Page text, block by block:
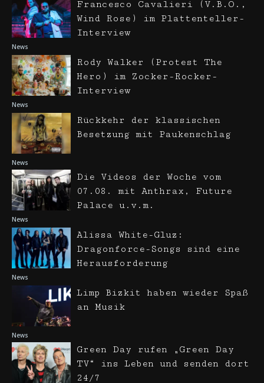
News
Francesco Cavalieri (V.B.O.,
Wind Rose) im Plattenteller-
Interview
News
Rody Walker (Protest The
Hero) im Zocker-Rocker-
Interview
News
Rückkehr der klassischen
Besetzung mit Paukenschlag
News
Die Videos der Woche vom
07.08. mit Anthrax, Future
Palace u.v.m.
News
Alissa White-Gluz:
Dragonforce-Songs sind eine
Herausforderung
News
Limp Bizkit haben wieder Spaß
an Musik
Green Day rufen „Green Day
TV“ ins Leben und senden dort
24/7